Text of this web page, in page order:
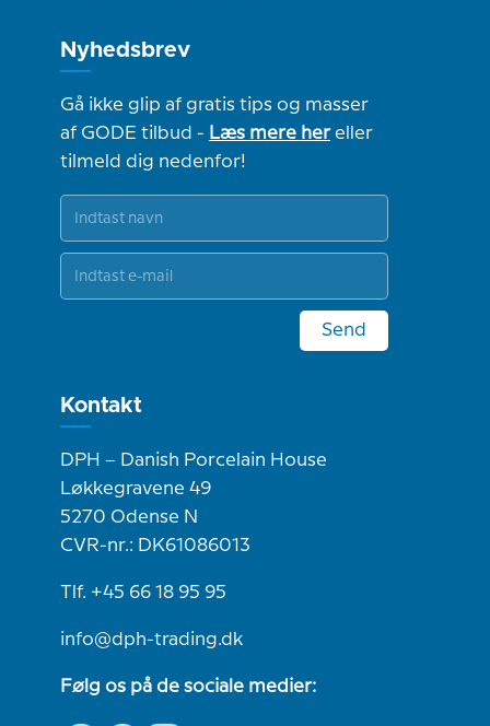
Nyhedsbrev
Gå ikke glip af gratis tips og masser
af GODE tilbud - Læs mere hereller
tilmeld dig nedenfor!
Send
Kontakt
DPH – Danish Porcelain House
Løkkegravene 49
5270 Odense N
CVR-nr.: DK61086013
Tlf. +45 66 18 95 95
info@dph-trading.dk
Følg os på de sociale medier: